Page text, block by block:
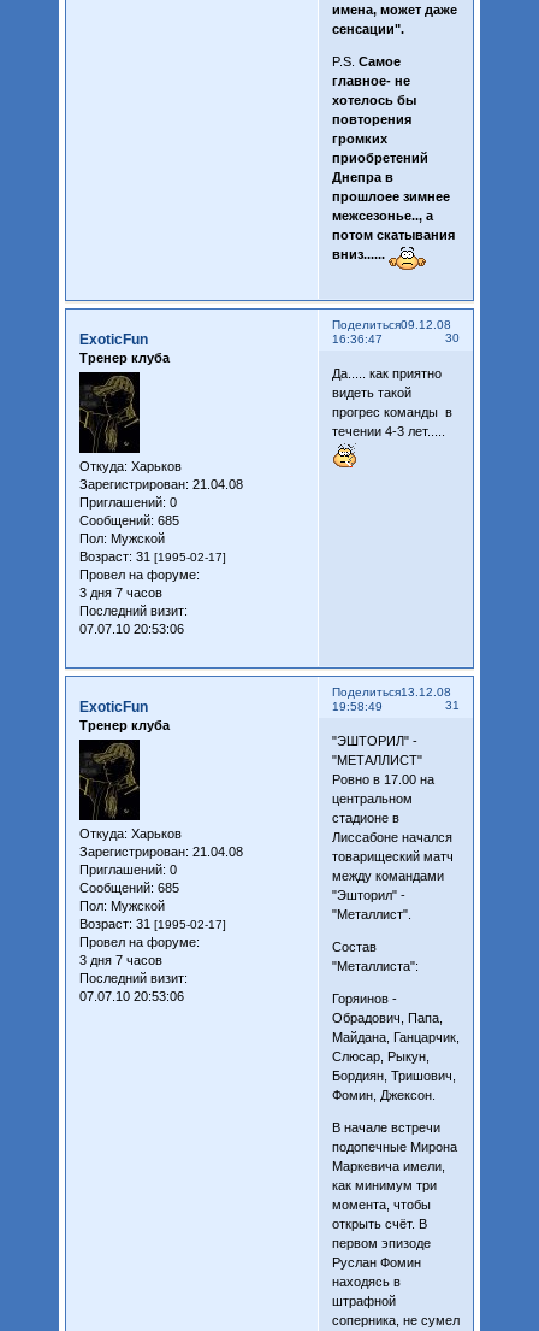
имена, может даже
сенсации".
P.S. Самое
главное- не
хотелось бы
повторения
громких
приобретений
Днепра в
прошлоее зимнее
межсезонье.., а
потом скатывания
вниз......
Поделиться
30
09.12.08
16:36:47
ExoticFun
Тренер клуба
Откуда: Харьков
Зарегистрирован: 21.04.08
Приглашений: 0
Сообщений: 685
Пол: Мужской
Возраст: 31 [1995-02-17]
Провел на форуме:
3 дня 7 часов
Последний визит:
07.07.10 20:53:06
Да..... как приятно
видеть такой
прогрес команды в
течении 4-3 лет.....
Поделиться
31
13.12.08
19:58:49
ExoticFun
Тренер клуба
Откуда: Харьков
Зарегистрирован: 21.04.08
Приглашений: 0
Сообщений: 685
Пол: Мужской
Возраст: 31 [1995-02-17]
Провел на форуме:
3 дня 7 часов
Последний визит:
07.07.10 20:53:06
"ЭШТОРИЛ" -
"МЕТАЛЛИСТ"
Ровно в 17.00 на
центральном
стадионе в
Лиссабоне начался
товарищеский матч
между командами
"Эшторил" -
"Металлист".
Состав
"Металлиста":
Горяинов -
Обрадович, Папа,
Майдана, Ганцарчик,
Слюсар, Рыкун,
Бордиян, Тришович,
Фомин, Джексон.
В начале встречи
подопечные Мирона
Маркевича имели,
как минимум три
момента, чтобы
открыть счёт. В
первом эпизоде
Руслан Фомин
находясь в
штрафной
соперника, не сумел